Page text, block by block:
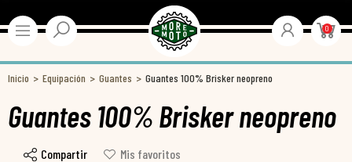
0
Inicio Equipación Guantes Guantes 100% Brisker neopreno
Guantes 100% Brisker neopreno
Compartir
Mis favoritos